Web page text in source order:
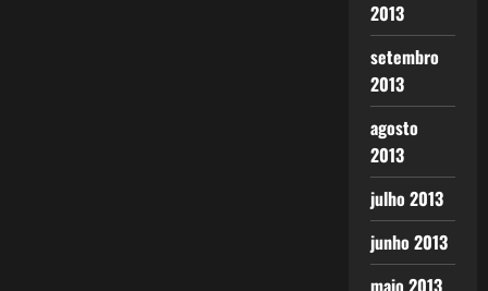
2013
setembro
2013
agosto
2013
julho 2013
junho 2013
maio 2013